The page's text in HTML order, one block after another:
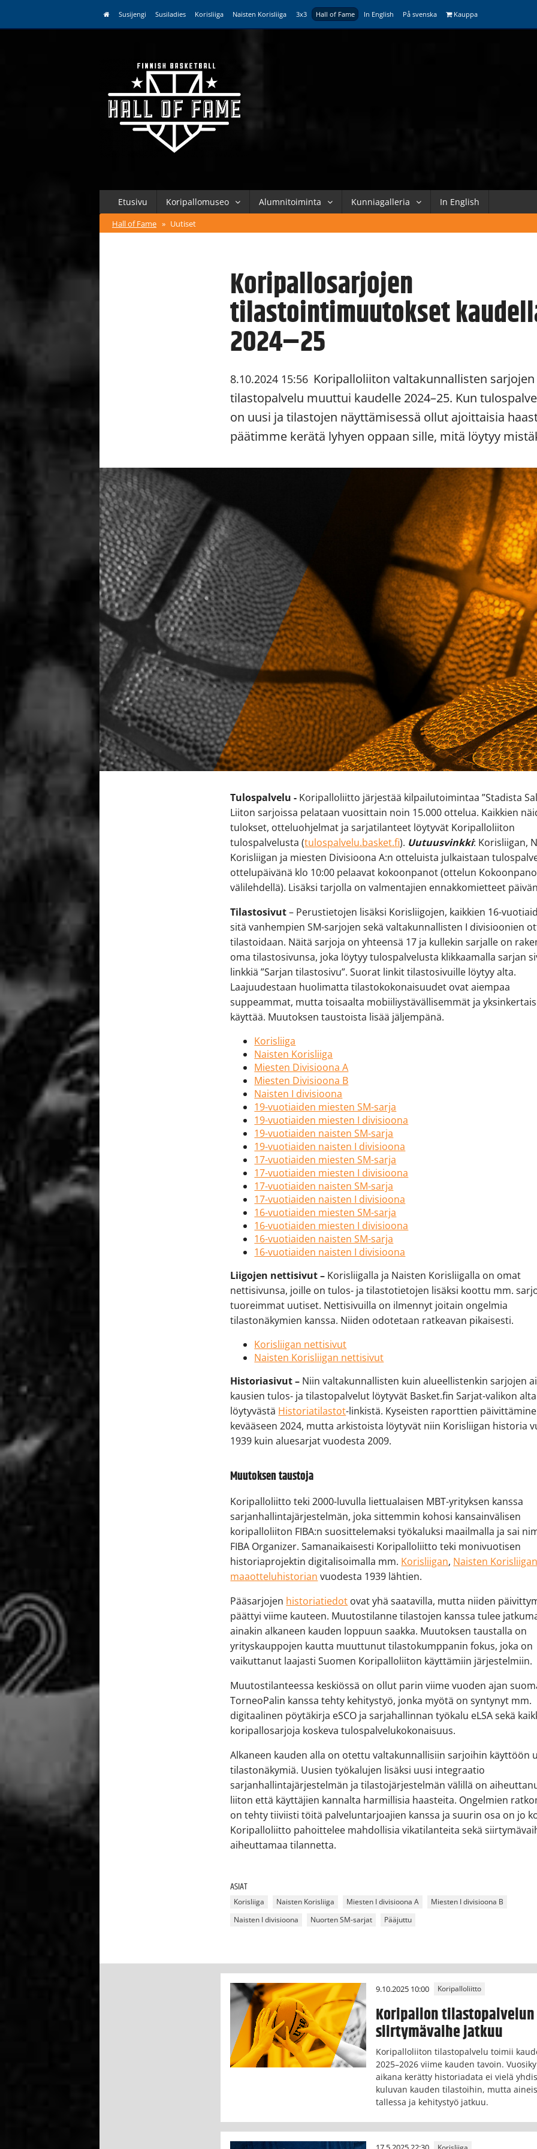
Susijengi Susiladies Korisliiga Naisten Korisliiga 3x3 Hall of Fame In English På svenska Kauppa
Etusivu Koripallomuseo Alumnitoiminta Kunniagalleria In English
Hall of Fame » Uutiset
Koripallosarjojen
tilastointimuutokset
2024–25
8.10.2024 15:56 Koripalloliiton valtakunnallisten sarjojen
tilastopalvelu muuttui kaudelle 2024–25. Kun
on uusi ja tilastojen näyttämisessä ollut ajoittaisia
päätimme kerätä lyhyen oppaan sille, mitä löytyy
Tulospalvelu - Koripalloliitto järjestää kilpailutoimintaa ”Stadista
Liiton sarjoissa pelataan vuosittain noin 15.000 ottelua. Kaikkien
tulokset, otteluohjelmat ja sarjatilanteet löytyvät Koripalloliiton
tulospalvelusta (tulospalvelu.basket.fi). Uutuusvinkki: Korisliigan,
Korisliigan ja miesten Divisioona A:n otteluista julkaistaan
ottelupäivänä klo 10:00 pelaavat kokoonpanot (ottelun
välilehdellä). Lisäksi tarjolla on valmentajien ennakkomietteet
Tilastosivut– Perustietojen lisäksi Korisliigojen, kaikkien 16-
sitä vanhempien SM-sarjojen sekä valtakunnallisten I divisioonien
tilastoidaan. Näitä sarjoja on yhteensä 17 ja kullekin sarjalle on
oma tilastosivunsa, joka löytyy tulospalvelusta klikkaamalla sarjan
linkkiä ”Sarjan tilastosivu”. Suorat linkit tilastosivuille löytyy alta.
Laajuudestaan huolimatta tilastokokonaisuudet ovat aiempaa
suppeammat, mutta toisaalta mobiiliystävällisemmät ja
käyttää. Muutoksen taustoista lisää jäljempänä.
Korisliiga
Naisten Korisliiga
Miesten Divisioona A
Miesten Divisioona B
Naisten I divisioona
19-vuotiaiden miesten SM-sarja
19-vuotiaiden miesten I divisioona
19-vuotiaiden naisten SM-sarja
19-vuotiaiden naisten I divisioona
17-vuotiaiden miesten SM-sarja
17-vuotiaiden miesten I divisioona
17-vuotiaiden naisten SM-sarja
17-vuotiaiden naisten I divisioona
16-vuotiaiden miesten SM-sarja
16-vuotiaiden miesten I divisioona
16-vuotiaiden naisten SM-sarja
16-vuotiaiden naisten I divisioona
Liigojen nettisivut – Korisliigalla ja Naisten Korisliigalla on omat
nettisivunsa, joille on tulos- ja tilastotietojen lisäksi koottu mm.
tuoreimmat uutiset. Nettisivuilla on ilmennyt joitain ongelmia
tilastonäkymien kanssa. Niiden odotetaan ratkeavan pikaisesti.
Korisliigan nettisivut
Naisten Korisliigan nettisivut
Historiasivut – Niin valtakunnallisten kuin alueellistenkin sarjojen
kausien tulos- ja tilastopalvelut löytyvät Basket.fin Sarjat-valikon alta
löytyvästä Historiatilastot-linkistä. Kyseisten raporttien
kevääseen 2024, mutta arkistoista löytyvät niin Korisliigan historia
1939 kuin aluesarjat vuodesta 2009.
Muutoksen taustoja
Koripalloliitto teki 2000-luvulla liettualaisen MBT-yrityksen kanssa
sarjanhallintajärjestelmän, joka sittemmin kohosi kansainvälisen
koripalloliiton FIBA:n suosittelemaksi työkaluksi maailmalla ja sai
FIBA Organizer. Samanaikaisesti Koripalloliitto teki monivuotisen
historiaprojektin digitalisoimalla mm. Korisliigan, Naisten
maaotteluhistorian vuodesta 1939 lähtien.
Pääsarjojen historiatiedot ovat yhä saatavilla, mutta niiden
päättyi viime kauteen. Muutostilanne tilastojen kanssa tulee
ainakin alkaneen kauden loppuun saakka. Muutoksen taustalla on
yrityskauppojen kautta muuttunut tilastokumppanin fokus, joka on
vaikuttanut laajasti Suomen Koripalloliiton käyttämiin järjestelmiin.
Muutostilanteessa keskiössä on ollut parin viime vuoden ajan
TorneoPalin kanssa tehty kehitystyö, jonka myötä on syntynyt mm.
digitaalinen pöytäkirja eSCO ja sarjahallinnan työkalu eLSA sekä
koripallosarjoja koskeva tulospalvelukokonaisuus.
Alkaneen kauden alla on otettu valtakunnallisiin sarjoihin käyttöön
tilastonäkymiä. Uusien työkalujen lisäksi uusi integraatio
sarjanhallintajärjestelmän ja tilastojärjestelmän välillä on
liiton että käyttäjien kannalta harmillisia haasteita. Ongelmien
on tehty tiiviisti töitä palveluntarjoajien kanssa ja suurin osa on jo
Koripalloliitto pahoittelee mahdollisia vikatilanteita sekä
aiheuttamaa tilannetta.
ASIAT
Korisliiga Naisten Korisliiga Miesten I divisioona A
Miesten I divisioona B
Naisten I divisioona
Nuorten SM-sarjat Pääjuttu
9.10.2025 10:00 Koripalloliitto
Koripallon tilastopalvelun
siirtymävaihe jatkuu
Koripalloliiton tilastopalvelu toimii
2025–2026 viime kauden tavoin.
aikana kerätty historiadata ei vielä
kuluvan kauden tilastoihin, mutta
tallessa ja kehitystyö jatkuu.